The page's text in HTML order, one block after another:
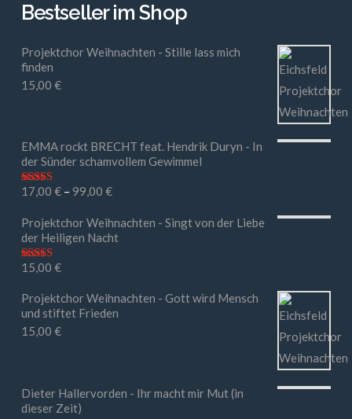
Bestseller im Shop
Projektchor Weihnachten - Stille lass mich
finden
15,00 €
EMMA rockt BRECHT feat. Hendrik Duryn - In
der Sünder schamvollem Gewimmel
Bewertet mit
17,00 €– 99,00 €
Projektchor Weihnachten - Singt von der Liebe
der Heiligen Nacht
Bewertet mit
15,00 €
Projektchor Weihnachten - Gott wird Mensch
und stiftet Frieden
15,00 €
Dieter Hallervorden - Ihr macht mir Mut (in
dieser Zeit)